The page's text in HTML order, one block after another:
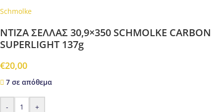
Schmolke
ΝΤΙΖΑ ΣΕΛΛΑΣ 30,9×350 SCHMOLKE CARBON
SUPERLIGHT 137g
€20,00
7 σε απόθεμα
- +